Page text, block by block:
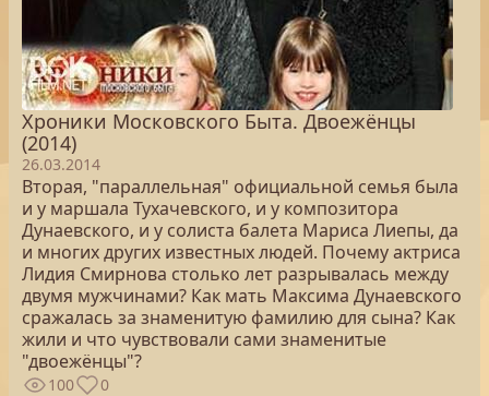
Хроники Московского Быта. Двоежёнцы
(2014)
26.03.2014
Вторая, "параллельная" официальной семья была
и у маршала Тухачевского, и у композитора
Дунаевского, и у солиста балета Мариса Лиепы, да
и многих других известных людей. Почему актриса
Лидия Смирнова столько лет разрывалась между
двумя мужчинами? Как мать Максима Дунаевского
сражалась за знаменитую фамилию для сына? Как
жили и что чувствовали сами знаменитые
"двоежёнцы"?
100 0